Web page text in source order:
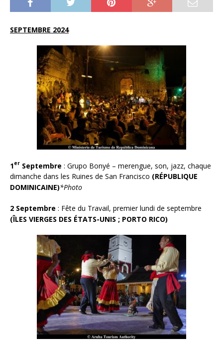
SEPTEMBRE 2024
1er Septembre : Grupo Bonyé – merengue, son, jazz, chaque
dimanche dans les Ruines de San Francisco (RÉPUBLIQUE
DOMINICAINE)*Photo
2 Septembre : Fête du Travail, premier lundi de septembre
(ÎLES VIERGES DES ÉTATS-UNIS ; PORTO RICO)